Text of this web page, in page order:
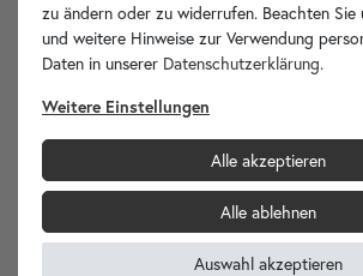
Ihr Spezialist für Waschbecken
InternationalerVersand
zu ändern oder zu widerrufen. Beachten Sie
und weitere Hinweise zur Verwendung
Daten in unserer Daten­schutz­erklärung.
Weitere Einstellungen
Alle akzeptieren
Alle ablehnen
Auswahl akzeptieren